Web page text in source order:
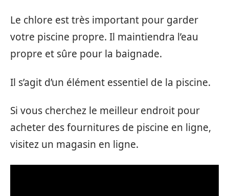
Le chlore est très important pour garder
votre piscine propre. Il maintiendra l’eau
propre et sûre pour la baignade.
Il s’agit d’un élément essentiel de la piscine.
Si vous cherchez le meilleur endroit pour
acheter des fournitures de piscine en ligne,
visitez un magasin en ligne.